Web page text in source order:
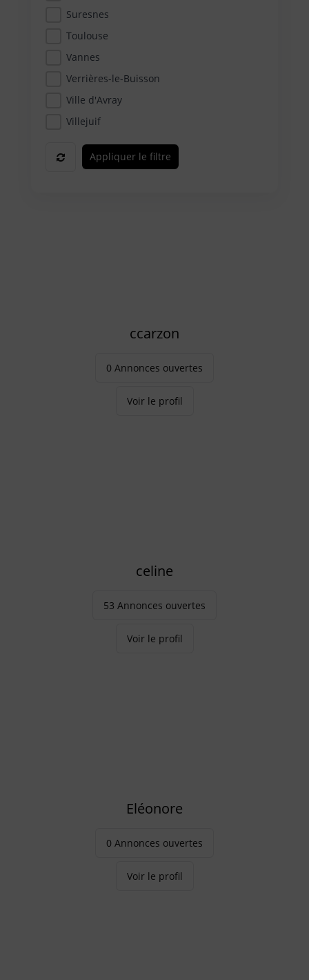
Suresnes
Toulouse
Vannes
Verrières-le-Buisson
Ville d'Avray
Villejuif
Appliquer le filtre
ccarzon
0 Annonces ouvertes
Voir le profil
celine
53 Annonces ouvertes
Voir le profil
Eléonore
0 Annonces ouvertes
Voir le profil